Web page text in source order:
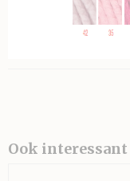
Ook interessant